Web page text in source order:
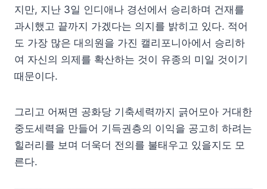
지만, 지난 3일 인디애나 경선에서 승리하며 건재를
과시했고 끝까지 가겠다는 의지를 밝히고 있다. 적어
도 가장 많은 대의원을 가진 캘리포니아에서 승리하
여 자신의 의제를 확산하는 것이 유종의 미일 것이기
때문이다.
그리고 어쩌면 공화당 기축세력까지 긁어모아 거대한
중도세력을 만들어 기득권층의 이익을 공고히 하려는
힐러리를 보며 더욱더 전의를 불태우고 있을지도 모
른다.